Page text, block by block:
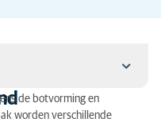
de botvorming en
worden verschillende